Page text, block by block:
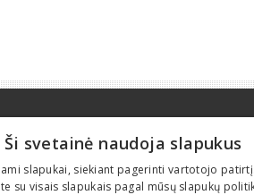
Statybinės technikos
Ši svetainė naudoja slapukus
slapukai, siekiant pagerinti vartotojo
su visais slapukais pagal mūsų slapukų